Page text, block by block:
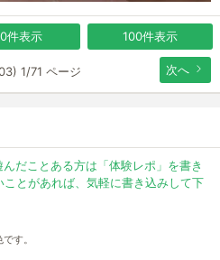
件表示 100件表示
次へ
1/71 ページ
だことある方は「体験レポ」を書き
とがあれば、気軽に書き込みして下
す。